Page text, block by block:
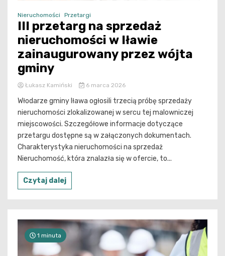
Nieruchomości Przetargi
III przetarg na sprzedaż
nieruchomości w Iławie
zainaugurowany przez wójta
gminy
Łukasz Kamiński 6 marca 2026
Włodarze gminy Iława ogłosili trzecią próbę sprzedaży
nieruchomości zlokalizowanej w sercu tej malowniczej
miejscowości. Szczegółowe informacje dotyczące
przetargu dostępne są w załączonych dokumentach.
Charakterystyka nieruchomości na sprzedaż
Nieruchomość, która znalazła się w ofercie, to...
Czytaj dalej
1 minuta